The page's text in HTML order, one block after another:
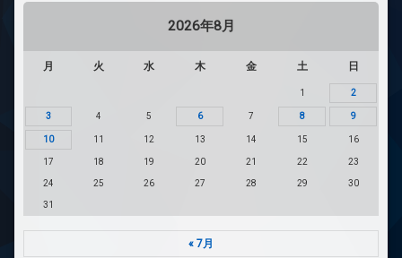
2026年8月
月 火 水 木 金 土 日
1 2
3 4 5 6 7 8 9
10 11 12 13 14 15 16
17 18 19 20 21 22 23
24 25 26 27 28 29 30
31
« 7月